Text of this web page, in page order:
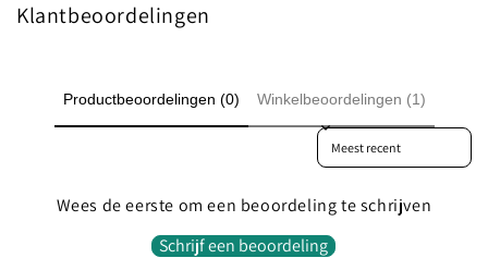
Klantbeoordelingen
Productbeoordelingen (0) Winkelbeoordelingen (1)
Sort reviews by
Wees de eerste om een beoordeling te schrijven
Schrijf een beoordeling